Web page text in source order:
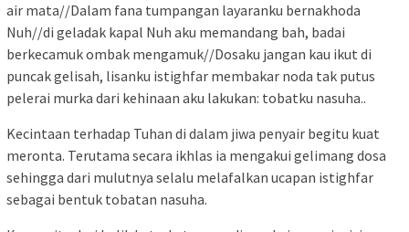
air mata//Dalam fana tumpangan layaranku bernakhoda
Nuh//di geladak kapal Nuh aku memandang bah, badai
berkecamuk ombak mengamuk//Dosaku jangan kau ikut di
puncak gelisah, lisanku istighfar membakar noda tak putus
pelerai murka dari kehinaan aku lakukan: tobatku nasuha..
Kecintaan terhadap Tuhan di dalam jiwa penyair begitu kuat
meronta. Terutama secara ikhlas ia mengakui gelimang dosa
sehingga dari mulutnya selalu melafalkan ucapan istighfar
sebagai bentuk tobatan nasuha.